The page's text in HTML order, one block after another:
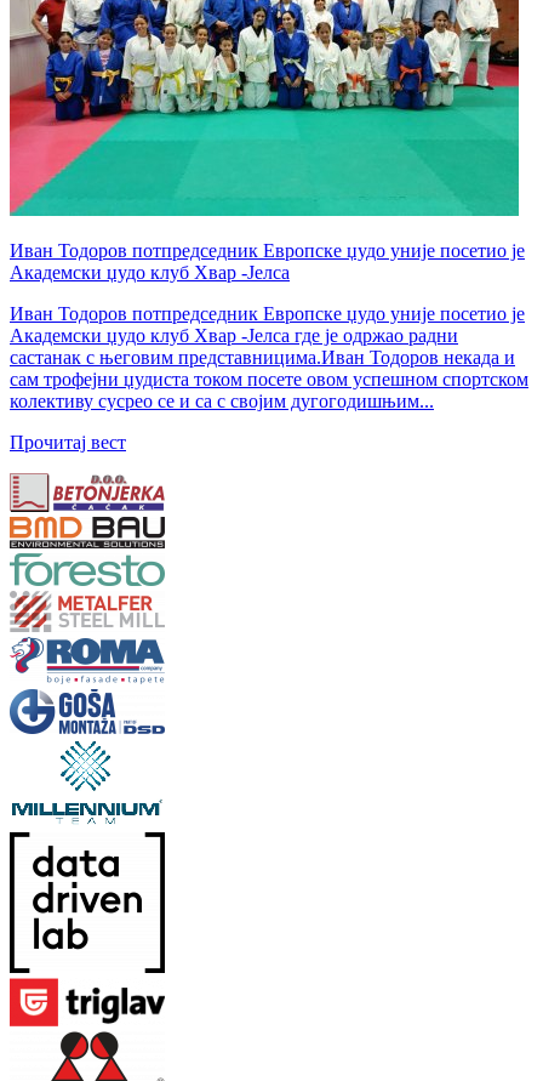
Иван Тодоров потпредседник Европске џудо уније посетио је
Академски џудо клуб Хвар -Јелса
Иван Тодоров потпредседник Европске џудо уније посетио је
Академски џудо клуб Хвар -Јелса где је одржао радни
састанак с његовим представницима.Иван Тодоров некада и
сам трофејни џудиста током посете овом успешном спортском
колективу сусрео се и са с својим дугогодишњим...
Прочитај вест